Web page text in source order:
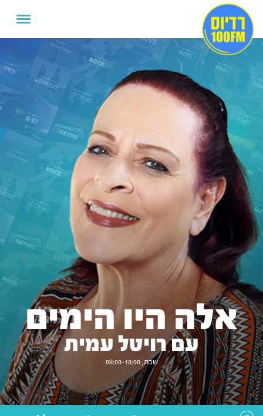
אלה היו הימים
עם רויטל עמית
שבת, 08:00-10:00